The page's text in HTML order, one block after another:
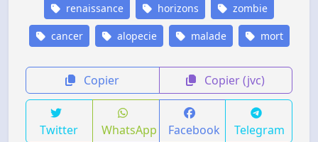
renaissance horizons zombie
cancer alopecie malade mort
Copier Copier (jvc)
Twitter WhatsApp Facebook Telegram